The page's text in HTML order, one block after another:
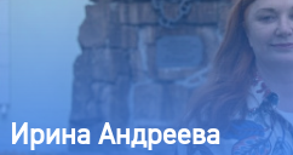
Ирина Андреева